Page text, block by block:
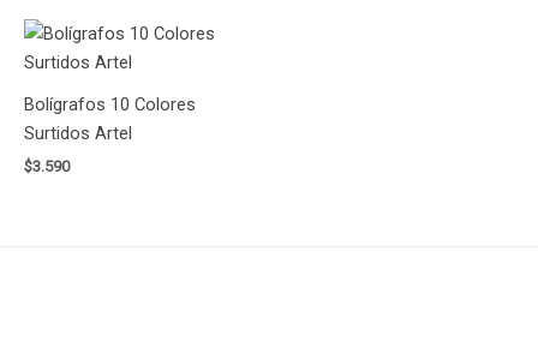
Bolígrafos 10 Colores
Surtidos Artel
$3.590